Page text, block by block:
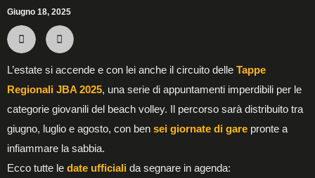
Giugno 18, 2025
L’estate si accende e con lei anche il circuito delle Tappe
Regionali JBA 2025, una serie di appuntamenti imperdibili per le
categorie giovanili del beach volley. Il percorso sarà distribuito tra
giugno, luglio e agosto, con ben sei giornate di gare pronte a
infiammare la sabbia.
Ecco tutte le date ufficiali da segnare in agenda: